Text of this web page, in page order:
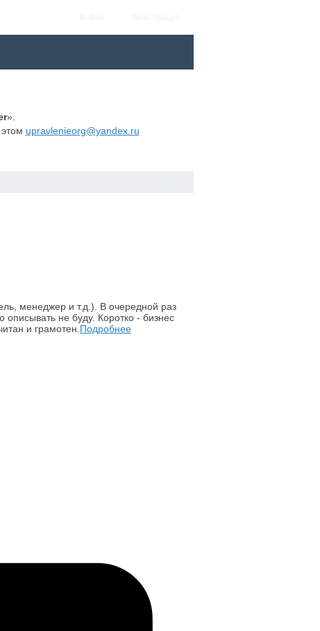
».
upravlenieorg@yandex.ru
менеджер и т.д.). В очередной раз
не буду. Коротко - бизнес
и грамотен.Подробнее